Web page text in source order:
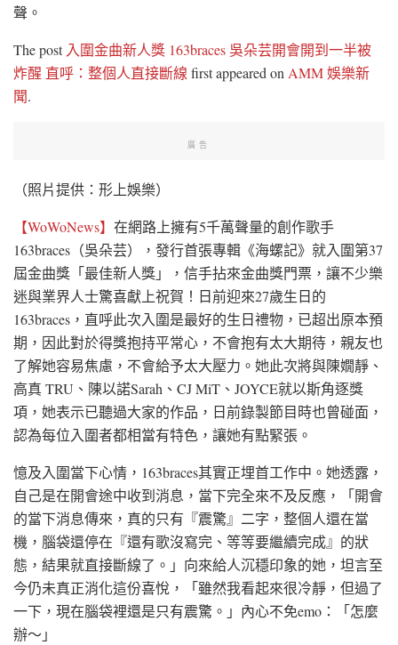
聲。
The post 入圍金曲新人獎 163braces 吳朵芸開會開到一半被
炸醒 直呼：整個人直接斷線 first appeared on AMM 娛樂新
聞.
廣告
（照片提供：形上娛樂）
【WoWoNews】 在網路上擁有5千萬聲量的創作歌手
163braces（吳朵芸），發行首張專輯《海螺記》就入圍第37
屆金曲獎「最佳新人獎」，信手拈來金曲獎門票，讓不少樂
迷與業界人士驚喜獻上祝賀！日前迎來27歲生日的
163braces，直呼此次入圍是最好的生日禮物，已超出原本預
期，因此對於得獎抱持平常心，不會抱有太大期待，親友也
了解她容易焦慮，不會給予太大壓力。她此次將與陳嫺靜、
高真 TRU、陳以諾Sarah、CJ MiT、JOYCE就以斯角逐獎
項，她表示已聽過大家的作品，日前錄製節目時也曾碰面，
認為每位入圍者都相當有特色，讓她有點緊張。
憶及入圍當下心情，163braces其實正埋首工作中。她透露，
自己是在開會途中收到消息，當下完全來不及反應，「開會
的當下消息傳來，真的只有『震驚』二字，整個人還在當
機，腦袋還停在『還有歌沒寫完、等等要繼續完成』的狀
態，結果就直接斷線了。」向來給人沉穩印象的她，坦言至
今仍未真正消化這份喜悅，「雖然我看起來很冷靜，但過了
一下，現在腦袋裡還是只有震驚。」內心不免emo：「怎麼
辦～」